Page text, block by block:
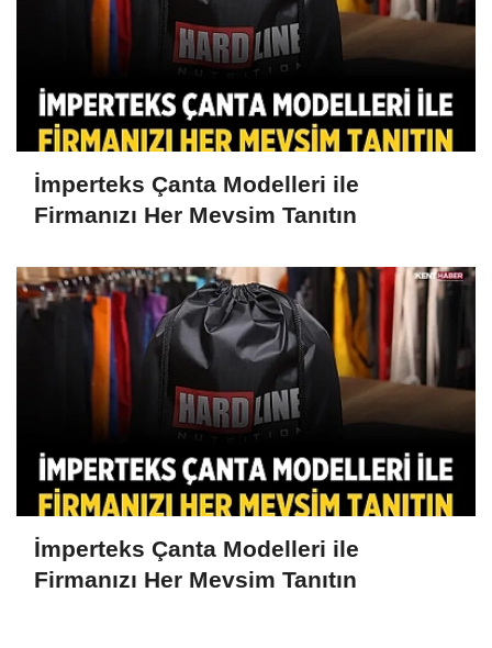
İmperteks Çanta Modelleri ile
Firmanızı Her Mevsim Tanıtın
İmperteks Çanta Modelleri ile
Firmanızı Her Mevsim Tanıtın